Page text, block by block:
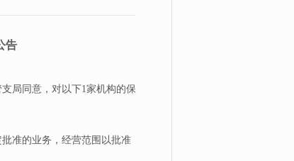
告
局同意，对以下1家机构的保
准的业务，经营范围以批准